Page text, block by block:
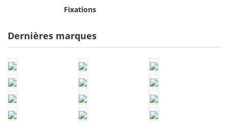
Fixations
Dernières marques